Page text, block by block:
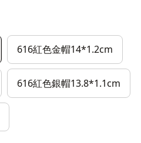
616紅色金帽14*1.2cm
616紅色銀帽13.8*1.1cm